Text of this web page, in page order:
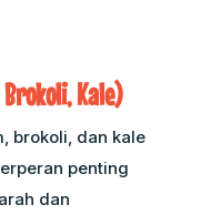
Kale)
brokoli, dan kale
penting
dan